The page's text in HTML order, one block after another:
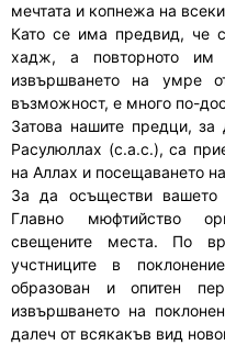
мечтата и копнежа на
Като се има предвид, че
хадж, а повторното им
извършването на умре
възможност, е много по-
Затова нашите предци,
Расулюллах (с.а.с.), са
на Аллах и посещаването
За да осъществи
Главно мюфтийство
свещените места. По
учстниците в
образован и опитен
извършването на
далеч от всякакъв вид